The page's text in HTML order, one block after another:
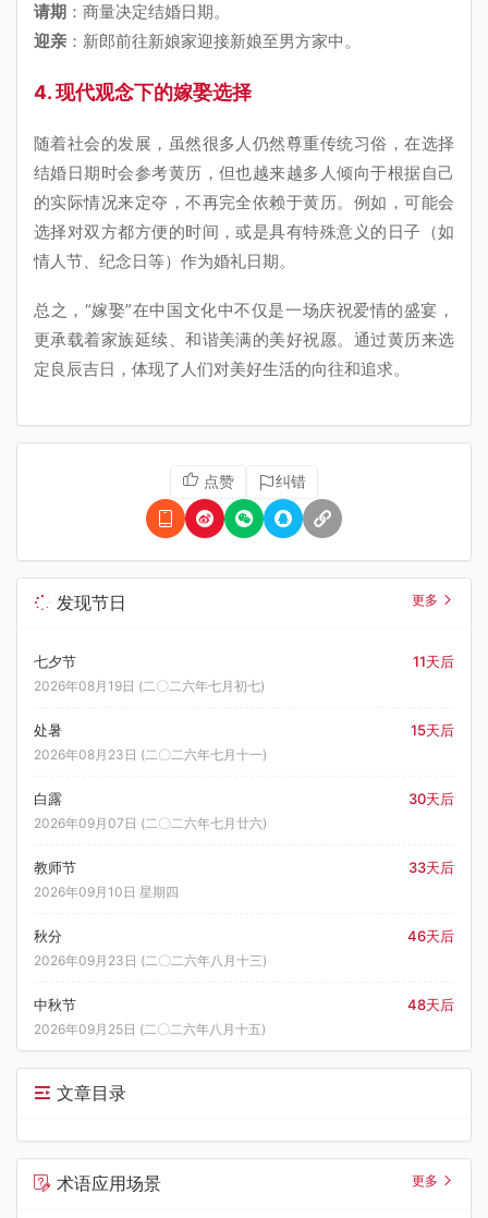
请期 ：商量决定结婚日期。
迎亲 ：新郎前往新娘家迎接新娘至男方家中。
4. 现代观念下的嫁娶选择
随着社会的发展，虽然很多人仍然尊重传统习俗，在选择
结婚日期时会参考黄历，但也越来越多人倾向于根据自己
的实际情况来定夺，不再完全依赖于黄历。例如，可能会
选择对双方都方便的时间，或是具有特殊意义的日子（如
情人节、纪念日等）作为婚礼日期。
总之，“嫁娶”在中国文化中不仅是一场庆祝爱情的盛宴，
更承载着家族延续、和谐美满的美好祝愿。通过黄历来选
定良辰吉日，体现了人们对美好生活的向往和追求。
点赞 纠错
发现节日 更多
七夕节 11天后
2026年08月19日 (二〇二六年七月初七)
处暑 15天后
2026年08月23日 (二〇二六年七月十一)
白露 30天后
2026年09月07日 (二〇二六年七月廿六)
教师节 33天后
2026年09月10日 星期四
秋分 46天后
2026年09月23日 (二〇二六年八月十三)
中秋节 48天后
2026年09月25日 (二〇二六年八月十五)
文章目录
术语应用场景 更多